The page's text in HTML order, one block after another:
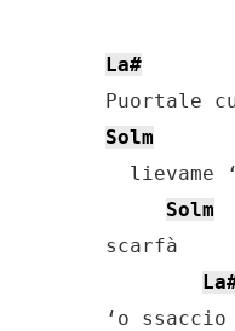
La#
Solm
lievame
Solm
scarfà
‘o